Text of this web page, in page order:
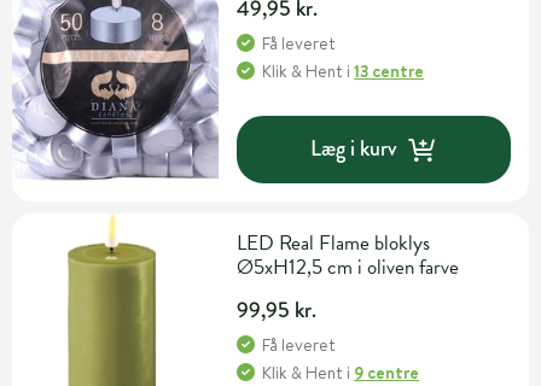
49,95 kr.
Få leveret
Klik & Hent i13 centre
Læg i kurv
LED Real Flame bloklys
Ø5xH12,5 cm i oliven farve
99,95 kr.
Få leveret
Klik & Hent i 9 centre